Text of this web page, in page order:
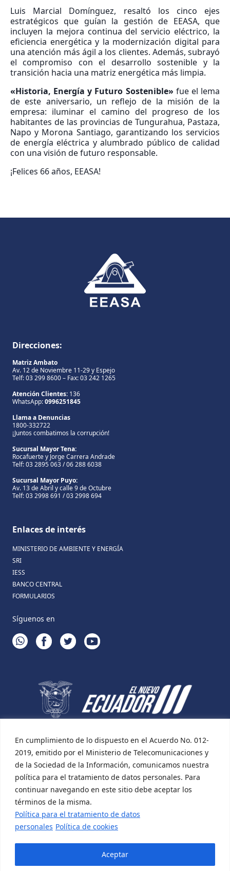
En cumplimiento de lo dispuesto en el Acuerdo No. 012-
2019, emitido por el Ministerio de Telecomunicaciones y
de la Sociedad de la Información, comunicamos nuestra
política para el tratamiento de datos personales. Para
continuar navegando en este sitio debe aceptar los
términos de la misma.
Política para el tratamiento de datos
personales Política de cookies
Aceptar
Luis Marcial Domínguez, resaltó los cinco ejes
estratégicos que guían la gestión de EEASA, que
incluyen la mejora continua del servicio eléctrico, la
eficiencia energética y la modernización digital para
una atención más ágil a los clientes. Además, subrayó
el compromiso con el desarrollo sostenible y la
transición hacia una matriz energética más limpia.
«Historia, Energía y Futuro Sostenible» fue el lema
de este aniversario, un reflejo de la misión de la
empresa: iluminar el camino del progreso de los
habitantes de las provincias de Tungurahua, Pastaza,
Napo y Morona Santiago, garantizando los servicios
de energía eléctrica y alumbrado público de calidad
con una visión de futuro responsable.
¡Felices 66 años, EEASA!
Direcciones:
Matriz Ambato
Av. 12 de Noviembre 11-29 y Espejo
Telf: 03 299 8600 – Fax: 03 242 1265
Atención Clientes: 136
WhatsApp:0996251845
Llama a Denuncias
1800-332722
¡Juntos combatimos la corrupción!
Sucursal Mayor Tena:
Rocafuerte y Jorge Carrera Andrade
Telf: 03 2895 063 / 06 288 6038
Sucursal Mayor Puyo:
Av. 13 de Abril y calle 9 de Octubre
Telf: 03 2998 691 / 03 2998 694
Enlaces de interés
MINISTERIO DE AMBIENTE Y ENERGÍA
SRI
IESS
BANCO CENTRAL
FORMULARIOS
Síguenos en
WHATSAPPFACEBOOKTWITTERYOUTUBE